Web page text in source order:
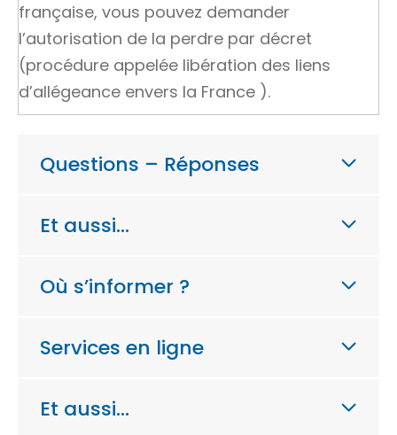
française, vous pouvez demander
l’autorisation de la perdre par décret
(procédure appelée libération des liens
d’allégeance envers la France ).
Questions – Réponses
Et aussi…
Où s’informer ?
Services en ligne
Et aussi…